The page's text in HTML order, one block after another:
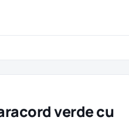
verde cu